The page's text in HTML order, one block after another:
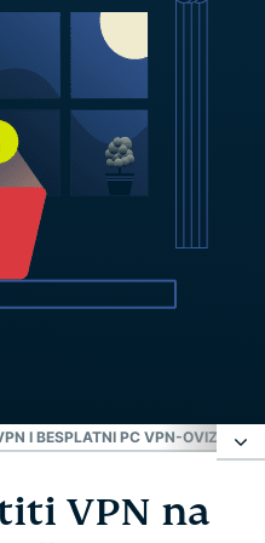
I BESPLATNI PC VPN-OVIZAŠTO
računalu?
VPN na